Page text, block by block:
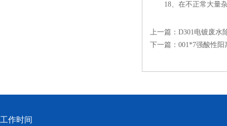
18、在不正常大量杂
上一篇： D301电镀废水
下一篇： 001*7强酸性
工作时间